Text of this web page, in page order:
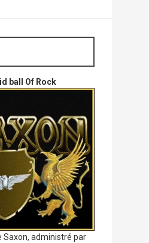
ball Of Rock
Saxon, administré par